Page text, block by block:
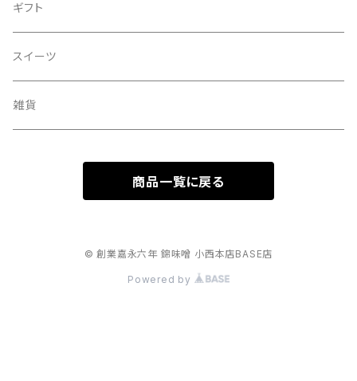
ギフト
スイーツ
雑貨
商品一覧に戻る
© 創業嘉永六年 錦味噌 小西本店BASE店
Powered by